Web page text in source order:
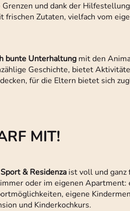
und dank der
Zutaten, vielfach vom
bunte Unterhaltung mit den
Geschichte, bietet
für die Eltern bietet sich
MIT!
& Residenza ist voll und ganz
oder im eigenen
eigene
und Kinderkochkurs.